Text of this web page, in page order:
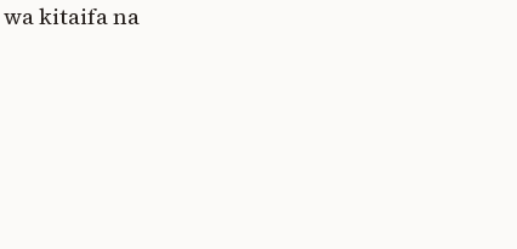
kitaifa na